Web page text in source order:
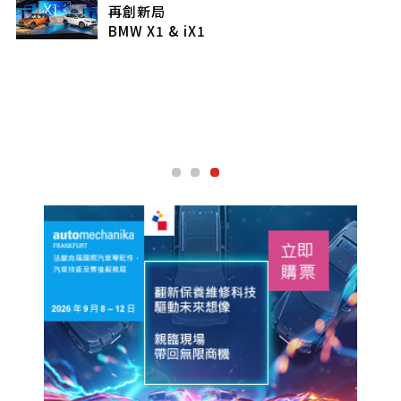
再創新局
BMW X1 & iX1